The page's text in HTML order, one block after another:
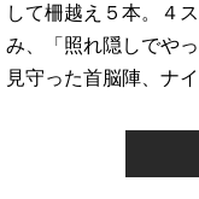
して柵越え５本。４
み、「照れ隠しでや
見守った首脳陣、ナ